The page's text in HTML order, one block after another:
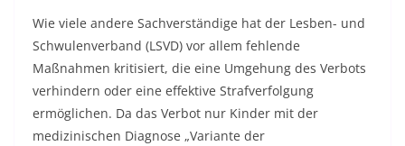
Wie viele andere Sachverständige hat der Lesben- und
Schwulenverband (LSVD) vor allem fehlende
Maßnahmen kritisiert, die eine Umgehung des Verbots
verhindern oder eine effektive Strafverfolgung
ermöglichen. Da das Verbot nur Kinder mit der
medizinischen Diagnose „Variante der